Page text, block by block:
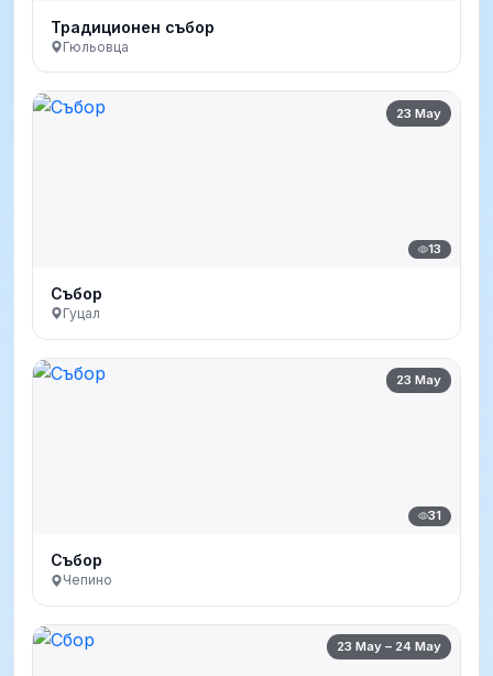
Традиционен събор
Гюльовца
23 May
13
Събор
Гуцал
23 May
31
Събор
Чепино
23 May – 24 May